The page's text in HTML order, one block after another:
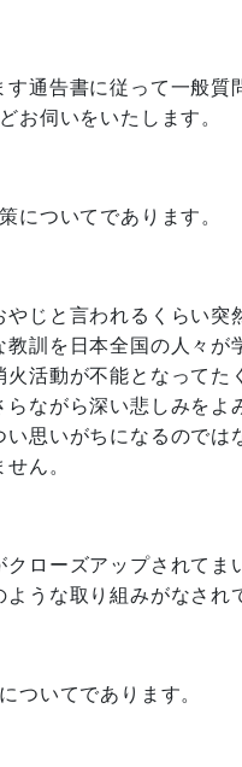
通告書に従って一般質
お伺いをいたします。
についてであります。
じと言われるくらい突
訓を日本全国の人々
活動が不能となって
ながら深い悲しみを
思いがちになるので
ん。
ローズアップされてま
うな取り組みがなさ
ついてであります。